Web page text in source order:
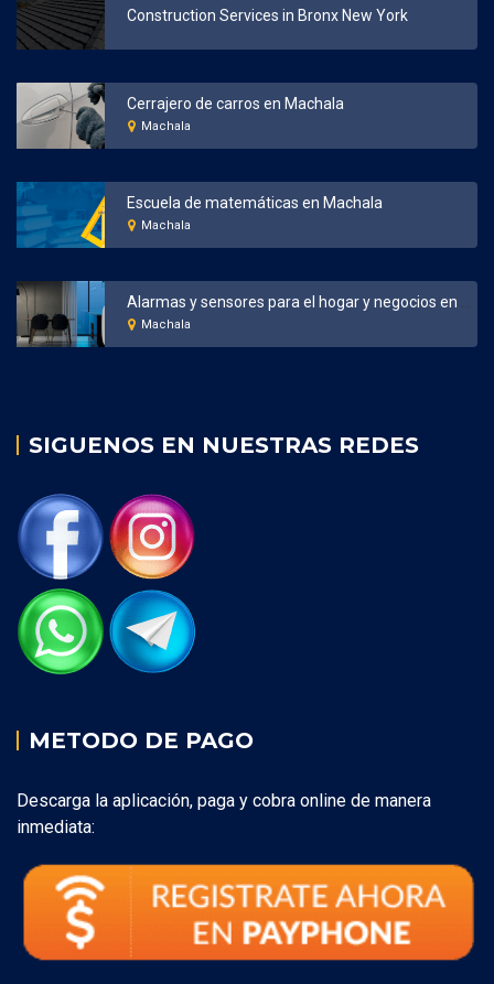
Construction Services in Bronx New York
Cerrajero de carros en Machala
Machala
Escuela de matemáticas en Machala
Machala
Machala
SIGUENOS EN NUESTRAS REDES
METODO DE PAGO
Descarga la aplicación, paga y cobra online de manera
inmediata: